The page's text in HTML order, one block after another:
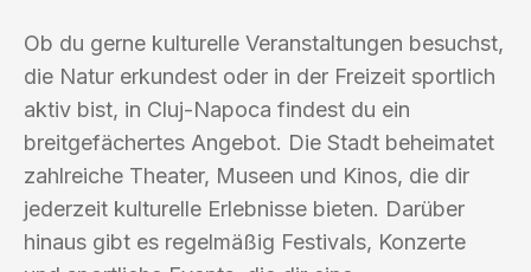
Ob du gerne kulturelle Veranstaltungen besuchst,
die Natur erkundest oder in der Freizeit sportlich
aktiv bist, in Cluj-Napoca findest du ein
breitgefächertes Angebot. Die Stadt beheimatet
zahlreiche Theater, Museen und Kinos, die dir
jederzeit kulturelle Erlebnisse bieten. Darüber
hinaus gibt es regelmäßig Festivals, Konzerte